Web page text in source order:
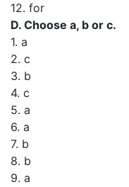
12. for
D. Choose a, b or c.
1. a
2. c
3. b
4. c
5. a
6. a
7. b
8. b
9. a